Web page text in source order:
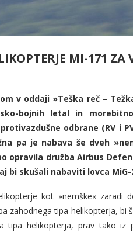
MI-171 ZA
v oddaji »Teška reč –
bojnih letal in
odbrane (RV i
pa je nabava še dveh
opravila družba Airbus
bi skušali nabaviti lovca MiG-
kot »nemške« zaradi
zahodnega tipa helikopterja, bi
tipa helikopterja, prav tako iz